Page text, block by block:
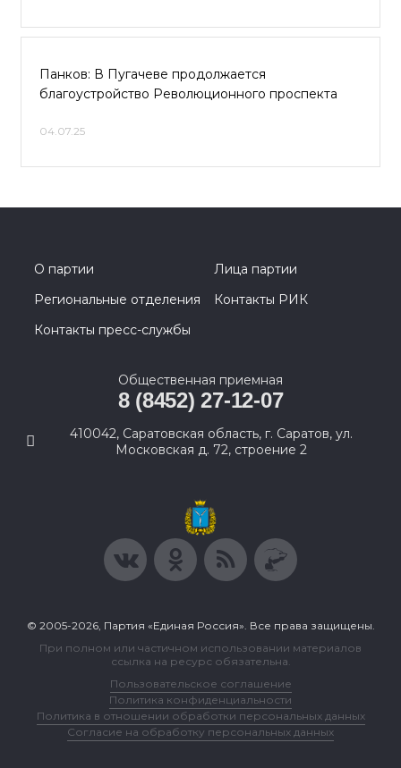
Панков: В Пугачеве продолжается
благоустройство Революционного проспекта
04.07.25
О партии
Лица партии
Региональные отделения
Контакты РИК
Контакты пресс-службы
Общественная приемная
8 (8452) 27-12-07
410042, Саратовская область, г. Саратов, ул.
Московская д. 72, строение 2
© 2005-2026, Партия «Единая Россия». Все права защищены.
При полном или частичном использовании материалов
ссылка на ресурс обязательна.
Пользовательское соглашение
Политика конфиденциальности
Политика в отношении обработки персональных данных
Согласие на обработку персональных данных